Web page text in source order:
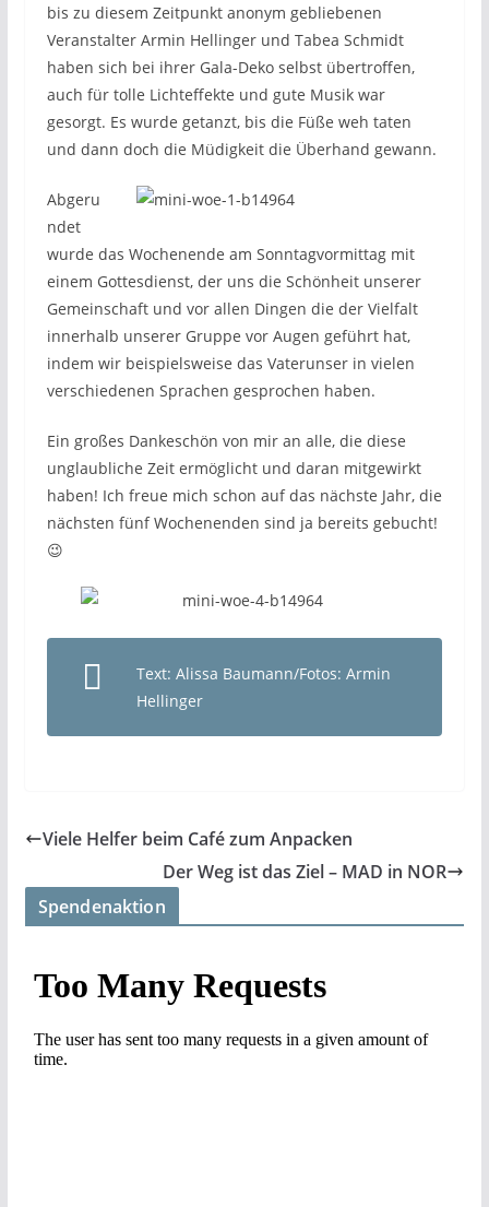
bis zu diesem Zeitpunkt anonym gebliebenen
Veranstalter Armin Hellinger und Tabea Schmidt
haben sich bei ihrer Gala-Deko selbst übertroffen,
auch für tolle Lichteffekte und gute Musik war
gesorgt. Es wurde getanzt, bis die Füße weh taten
und dann doch die Müdigkeit die Überhand gewann.
Abgeru
ndet
wurde das Wochenende am Sonntagvormittag mit
einem Gottesdienst, der uns die Schönheit unserer
Gemeinschaft und vor allen Dingen die der Vielfalt
innerhalb unserer Gruppe vor Augen geführt hat,
indem wir beispielsweise das Vaterunser in vielen
verschiedenen Sprachen gesprochen haben.
Ein großes Dankeschön von mir an alle, die diese
unglaubliche Zeit ermöglicht und daran mitgewirkt
haben! Ich freue mich schon auf das nächste Jahr, die
nächsten fünf Wochenenden sind ja bereits gebucht!
😉
Text: Alissa Baumann/Fotos: Armin
Hellinger
Viele Helfer beim Café zum Anpacken
Der Weg ist das Ziel – MAD in NOR
Spendenaktion